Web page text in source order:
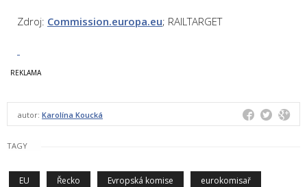
Zdroj: Commission.europa.eu; RAILTARGET
autor: Karolína Koucká
TAGY
EU Řecko Evropská komise eurokomisař